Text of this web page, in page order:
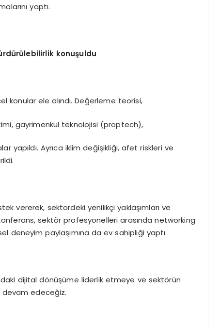
yaptı.
konuşuldu
konular ele alındı. Değerleme teorisi,
gayrimenkul teknolojisi (proptech),
yapıldı. Ayrıca iklim değişikliği, afet riskleri ve
vererek, sektördeki yenilikçi yaklaşımları ve
sektör profesyonelleri arasında networking
deneyim paylaşımına da ev sahipliği yaptı.
dijital dönüşüme liderlik etmeye ve sektörün
edeceğiz.